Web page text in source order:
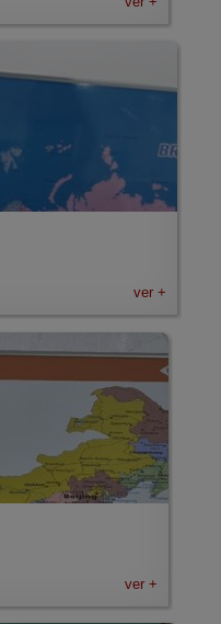
ver +
ver +